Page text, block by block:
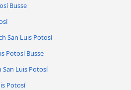
Busse
San Luis Potosí
Potosí Busse
San Luis Potosí
Potosí